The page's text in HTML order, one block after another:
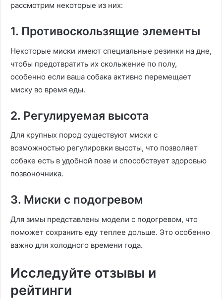
рассмотрим некоторые из них:
1. Противоскользящие элементы
Некоторые миски имеют специальные резинки на дне,
чтобы предотвратить их скольжение по полу,
особенно если ваша собака активно перемещает
миску во время еды.
2. Регулируемая высота
Для крупных пород существуют миски с
возможностью регулировки высоты, что позволяет
собаке есть в удобной позе и способствует здоровью
позвоночника.
3. Миски с подогревом
Для зимы представлены модели с подогревом, что
поможет сохранить еду теплее дольше. Это особенно
важно для холодного времени года.
Исследуйте отзывы и
рейтинги